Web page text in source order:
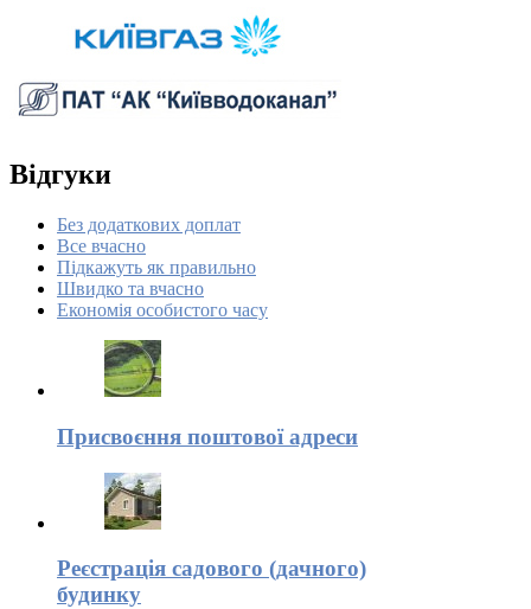
Відгуки
Без додаткових доплат
Все вчасно
Підкажуть як правильно
Швидко та вчасно
Економія особистого часу
Присвоєння поштової адреси
Реєстрація садового (дачного)
будинку